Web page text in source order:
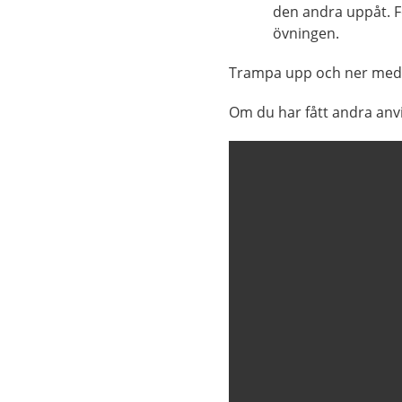
den andra uppåt.
övningen.
Trampa upp och ner
Om du har fått andra